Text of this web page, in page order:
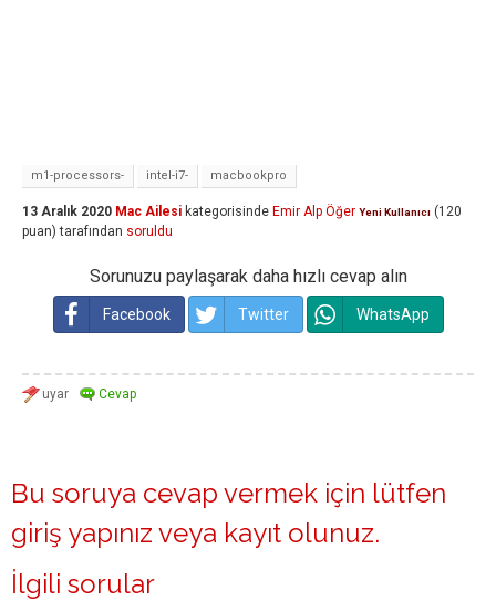
m1-processors- intel-i7- macbookpro
13 Aralık 2020 Mac Ailesi kategorisinde Emir Alp Öğer Yeni Kullanıcı (120
puan) tarafından soruldu
Sorunuzu paylaşarak daha hızlı cevap alın
Facebook Twitter WhatsApp
Bu soruya cevap vermek için lütfen
giriş yapınız veya kayıt olunuz.
İlgili sorular